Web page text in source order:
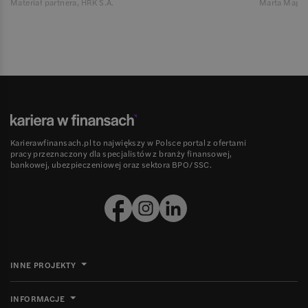
Karierawfinansach.pl to największy w Polsce portal z ofertami
pracy przeznaczony dla specjalistów z branży finansowej,
bankowej, ubezpieczeniowej oraz sektora BPO/SSC.
INNE PROJEKTY
INFORMACJE